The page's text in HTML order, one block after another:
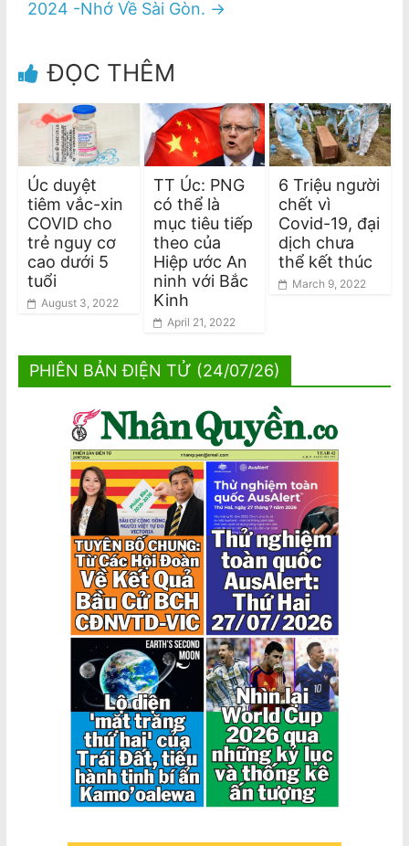
2024 -Nhớ Về Sài Gòn. →
ĐỌC THÊM
Úc duyệt
tiêm vắc-xin
COVID cho
trẻ nguy cơ
cao dưới 5
tuổi
August 3, 2022
TT Úc: PNG
có thể là
mục tiêu tiếp
theo của
Hiệp ước An
ninh với Bắc
Kinh
April 21, 2022
6 Triệu người
chết vì
Covid-19, đại
dịch chưa
thể kết thúc
March 9, 2022
PHIÊN BẢN ĐIỆN TỬ (24/07/26)